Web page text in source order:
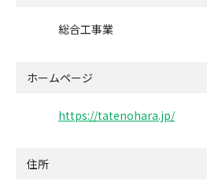
総合工事業
ホームページ
https://tatenohara.jp/
住所